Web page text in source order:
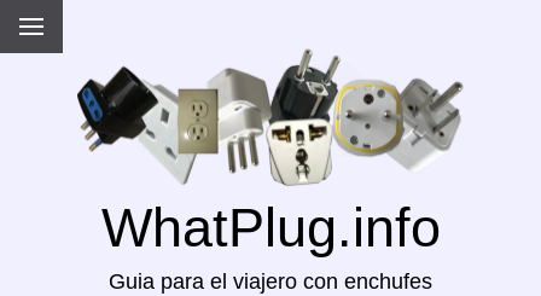
WhatPlug.info
Guia para el viajero con enchufes